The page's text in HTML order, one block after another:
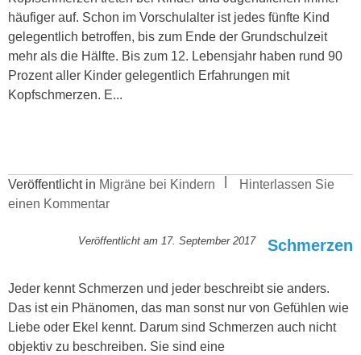
häufiger auf. Schon im Vorschulalter ist jedes fünfte Kind
gelegentlich betroffen, bis zum Ende der Grundschulzeit
mehr als die Hälfte. Bis zum 12. Lebensjahr haben rund 90
Prozent aller Kinder gelegentlich Erfahrungen mit
Kopfschmerzen. E...
Veröffentlicht in Migräne bei Kindern
Hinterlassen Sie
einen Kommentar
Schmerzen
Veröffentlicht am 17. September 2017
Jeder kennt Schmerzen und jeder beschreibt sie anders.
Das ist ein Phänomen, das man sonst nur von Gefühlen wie
Liebe oder Ekel kennt. Darum sind Schmerzen auch nicht
objektiv zu beschreiben. Sie sind eine